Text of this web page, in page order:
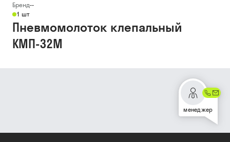
Бренд--
1 шт
Пневмомолоток клепальный
КМП-32М
менеджер